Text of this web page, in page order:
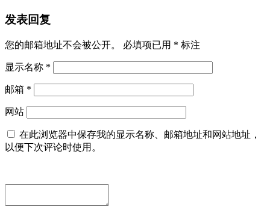
发表回复
您的邮箱地址不会被公开。 必填项已用 * 标注
显示名称 *
邮箱 *
网站
在此浏览器中保存我的显示名称、邮箱地址和网站地址，
以便下次评论时使用。